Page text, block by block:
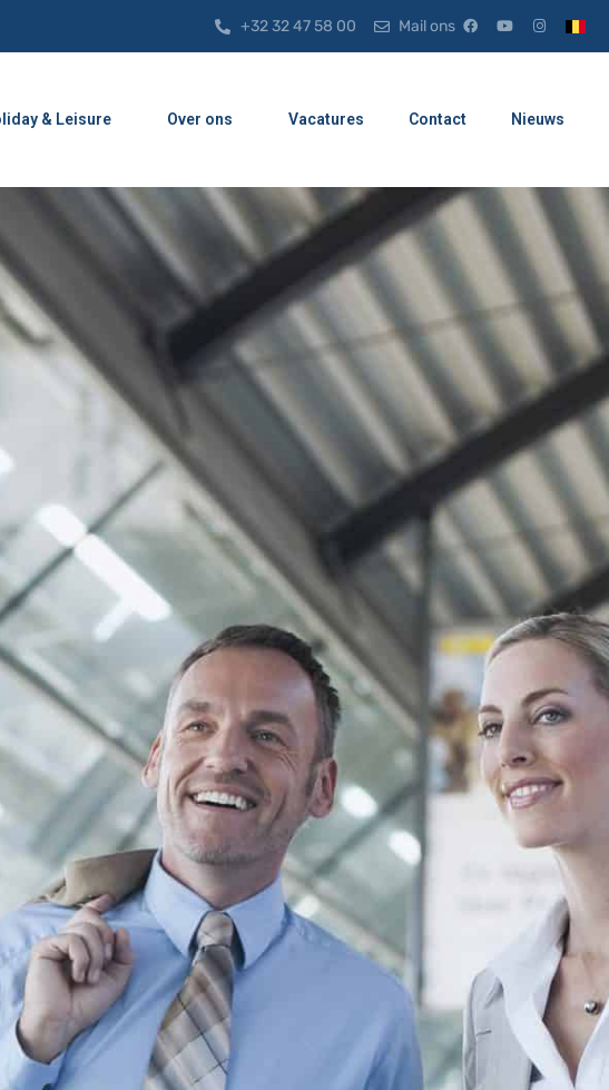
+32 32 47 58 00 Mail ons
& Leisure Over ons Vacatures Contact Nieuws